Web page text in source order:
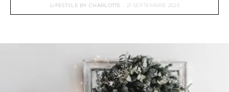
LIFESTYLE BYCHARLOTTE 21 SEPTEMBRE 2023